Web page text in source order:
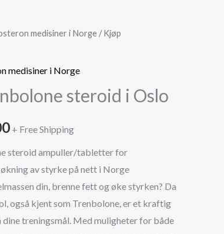
medisiner i Norge / Kjøp
medisiner i Norge
steroid i Oslo
Price
range:
kr2,700.00
through
kr6,000.00
+ Free Shipping
steroid ampuller/tabletter for
av styrke på nett i Norge
din, brenne fett og øke styrken? Da
også kjent som Trenbolone, er et kraftig
dine treningsmål. Med muligheter for både